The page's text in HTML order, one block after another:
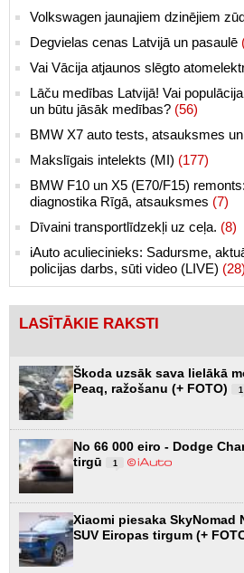
Volkswagen jaunajiem dzinējiem
Degvielas cenas Latvijā un pasaulē
Vai Vācija atjaunos slēgto
Lāču medības Latvijā! Vai
un būtu jāsāk medības? (56)
BMW X7 auto tests, atsauksmes
Makslīgais intelekts (MI) (177)
BMW F10 un X5 (E70/F15)
diagnostika Rīgā, atsauksmes (7)
Dīvaini transportlīdzekļi uz ceļa. (8)
iAuto aculiecinieks: Sadursme,
policijas darbs, sūti video (LIVE) (28)
LASĪTĀKIE RAKSTI
Škoda uzsāk sava lielākā
Peaq, ražošanu (+ FOTO)
1
No 66 000 eiro - Dodge
tirgū
1
Xiaomi piesaka SkyNomad
SUV Eiropas tirgum (+